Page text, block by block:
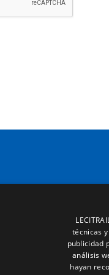
técnicas
publicidad
análisis
hayan